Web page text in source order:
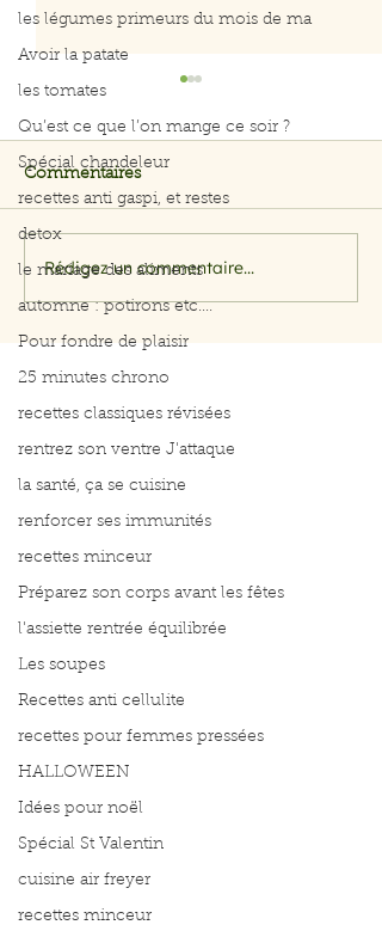
les légumes primeurs du mois de ma
Avoir la patate
les tomates
Qu’est ce que l’on mange ce soir ?
Spécial chandeleur
recettes anti gaspi, et restes
detox
le mariage des aliments
automne : potirons etc....
Pour fondre de plaisir
25 minutes chrono
recettes classiques révisées
rentrez son ventre J'attaque
la santé, ça se cuisine
renforcer ses immunités
recettes minceur
Préparez son corps avant les fêtes
l'assiette rentrée équilibrée
Les soupes
Recettes anti cellulite
recettes pour femmes pressées
HALLOWEEN
Idées pour noël
Spécial St Valentin
cuisine air freyer
recettes minceur
Commentaires
Rédigez un commentaire...